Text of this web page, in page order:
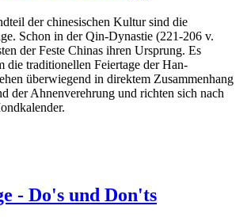
der chinesischen Kultur sind die
Schon in der Qin-Dynastie (221-206 v.
der Feste Chinas ihren Ursprung. Es
die traditionellen Feiertage der Han-
überwiegend in direktem Zusammenhang
der Ahnenverehrung und richten sich nach
- Do's und Don'ts